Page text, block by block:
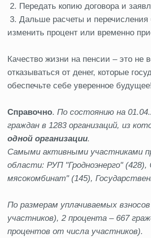
2. Передать копию договора и
3. Дальше расчеты и
изменить процент или временно
Качество жизни на пенсии – это не
отказываться от денег, которые
обеспечьте себе уверенное
Справочно. По состоянию на
граждан в 1283 организаций, из
одной организации.
Самыми активными участниками
области: РУП "Гродноэнерго"
мясокомбинат" (145),
По размерам уплачиваемых
участников), 2 процента – 667
процентов от числа участников).